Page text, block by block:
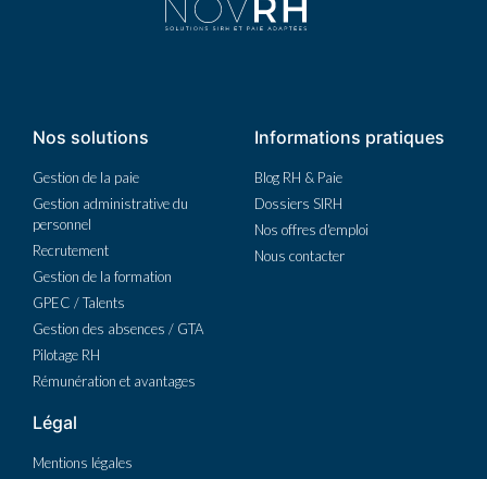
Nos solutions
Gestion de la paie
Gestion administrative du
personnel
Recrutement
Gestion de la formation
GPEC / Talents
Gestion des absences / GTA
Pilotage RH
Rémunération et avantages
Informations pratiques
Blog RH & Paie
Dossiers SIRH
Nos offres d'emploi
Nous contacter
Légal
Mentions légales